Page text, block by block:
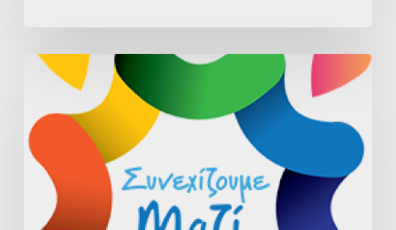
ΑΜΕΣΗ
ΠΑΡΑΤΑΣΗ
ΕΦΑΡΜΟΓΗΣ
ΠΡΟΣΤΙΜΩΝ
ΓΕΜΗ
ΖΗΤΑ